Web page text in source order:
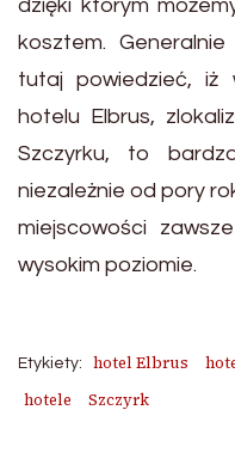
dzięki którym
kosztem.
tutaj powiedzieć, iż
hotelu Elbrus,
Szczyrku, to
niezależnie od pory
miejscowości
wysokim poziomie.
Etykiety: hotel Elbrus
hotele
Szczyrk